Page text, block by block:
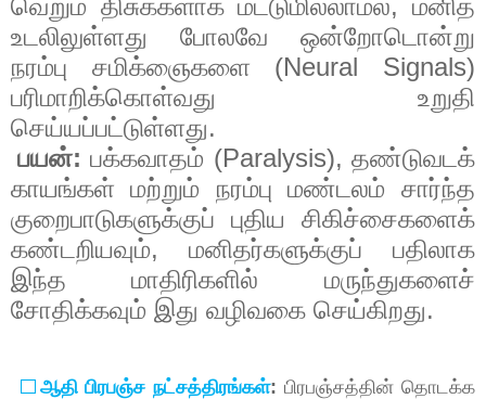
வெறும் திசுக்களாக மட்டுமில்லாமல்
மனித
உடலிலுள்ளது
போலவே
ஒன்றோடொன்று
நரம்பு
சமிக்ஞைகளை (Neural Signals)
பரிமாறிக்கொள்வது
உறுதி
செய்யப்பட்டுள்ளது.
பயன்: பக்கவாதம் (Paralysis),தண்டுவடக்
காயங்கள் மற்றும் நரம்பு மண்டலம்
சார்ந்த
குறைபாடுகளுக்குப்
புதிய
சிகிச்சைகளைக்
கண்டறியவும், மனிதர்களுக்குப்
பதிலாக
இந்த
மாதிரிகளில்
மருந்துகளைச்
சோதிக்கவும் இது வழிவகை செய்கிறது.
⬜ ஆதி பிரபஞ்ச நட்சத்திரங்கள்: பிரபஞ்சத்தின் தொடக்க